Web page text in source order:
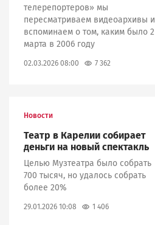
телерепортеров» мы
пересматриваем видеоархивы и
вспоминаем о том, каким было 2
марта в 2006 году
02.03.2026 08:00 7 362
Новости
Театр в Карелии собирает
деньги на новый спектакль
Целью Музтеатра было собрать
700 тысяч, но удалось собрать
более 20%
29.01.2026 10:08 1 406